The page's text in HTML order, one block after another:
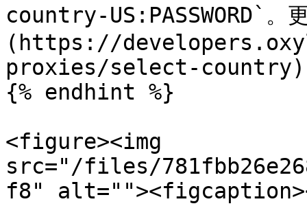
country-US:PASSWORD`。
(https://
proxies/select-
{% endhint %}
<figure><img
src="/files/
f8"